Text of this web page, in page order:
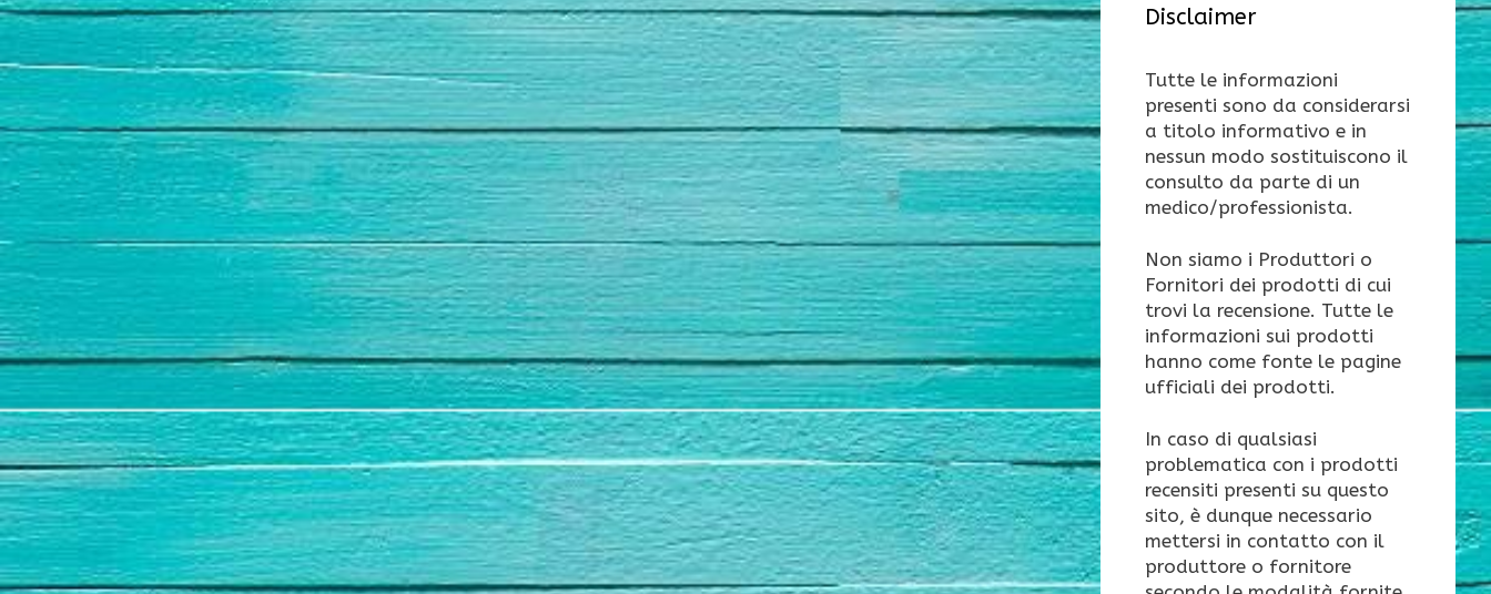
Disclaimer
Tutte le informazioni
presenti sono da considerarsi
a titolo informativo e in
nessun modo sostituiscono il
consulto da parte di un
medico/professionista.
Non siamo i Produttori o
Fornitori dei prodotti di cui
trovi la recensione. Tutte le
informazioni sui prodotti
hanno come fonte le pagine
ufficiali dei prodotti.
In caso di qualsiasi
problematica con i prodotti
recensiti presenti su questo
sito, è dunque necessario
mettersi in contatto con il
produttore o fornitore